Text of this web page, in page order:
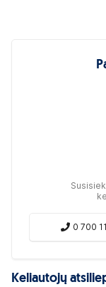
0 700
Keliautojų